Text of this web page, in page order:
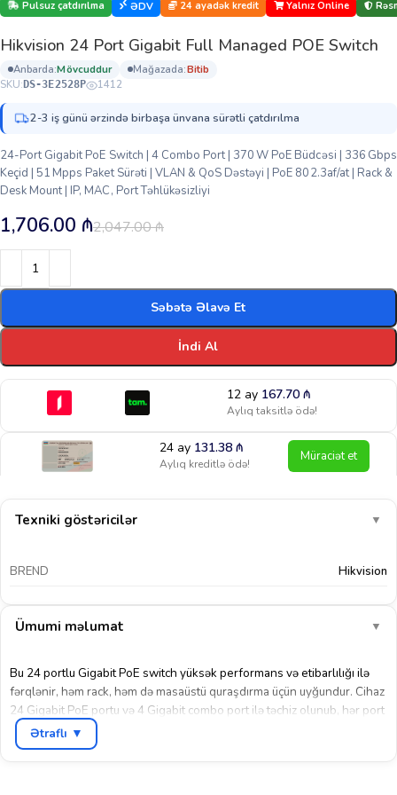
Pulsuz çatdırılma ƏDV 24 ayadək kredit Yalnız Online
Hikvision 24 Port Gigabit Full Managed POE Switch
anbarda: mövcuddur mağazada:
bi̇ti̇b
SKU:DS-3E2528P 1412
2-3 iş günü ərzində birbaşa ünvana sürətli çatdırılma
24-Port Gigabit PoE Switch | 4 Combo Port | 370 W PoE Büdcəsi | 336 Gbps
Keçid | 51 Mpps Paket Sürəti | VLAN & QoS Dəstəyi | PoE 802.3af/at | Rack &
Desk Mount | IP, MAC, Port Təhlükəsizliyi
2,047.00₼
1,706.00 ₼
Səbətə Əlavə Et
İndi Al
12 ay 167.70 ₼
Aylıq taksitlə ödə!
24 ay 131.38₼
Aylıq kreditlə ödə! Müraciət et
Texniki göstəricilər ▼
BREND Hikvision
Ümumi məlumat ▼
Bu 24 portlu Gigabit PoE switch yüksək performans və etibarlılığı ilə
fərqlənir, həm rack, həm də masaüstü quraşdırma üçün uyğundur. Cihaz
24 Gigabit PoE portu və 4 Gigabit combo port ilə təchiz olunub, hər port
IEEE 802.3af/at standartlarını dəstəkləyir və ümumi PoE büdcəsi 370 W
təşkil edir. Switch 336 Gbps keçid qabiliyyəti və 51 Mpps paket ötürmə
Ətraflı ▼